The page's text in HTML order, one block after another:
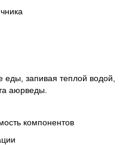
еды, запивая теплой водой,
аюрведы.
компонентов